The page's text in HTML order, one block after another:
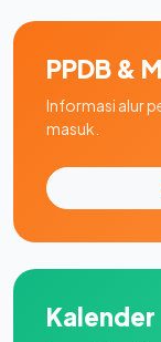
PPDB &
Informasi alur
masuk.
Kalender